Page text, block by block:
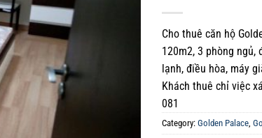
Cho thuê căn hộ
120m2, 3 phòng ngủ,
lạnh, điều hòa, máy
Khách thuê chỉ việc
081
Category: Golden Palace